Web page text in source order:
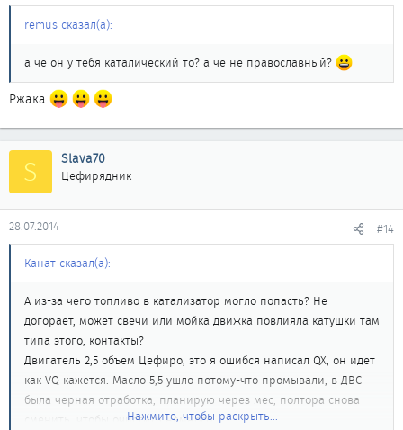
remus сказал(а):
а чё он у тебя каталический то? а чё не православный?
Ржака
S Slava70
Цефирядник
28.07.2014 #14
Канат сказал(а):
А из-за чего топливо в катализатор могло попасть? Не
догорает, может свечи или мойка движка повлияла катушки там
типа этого, контакты?
Двигатель 2,5 объем Цефиро, это я ошибся написал QX, он идет
как VQ кажется. Масло 5,5 ушло потому-что промывали, в ДВС
была черная отработка, планирую через мес, полтора снова
сменить, чтобы очистить немного.
Нажмите, чтобы раскрыть...